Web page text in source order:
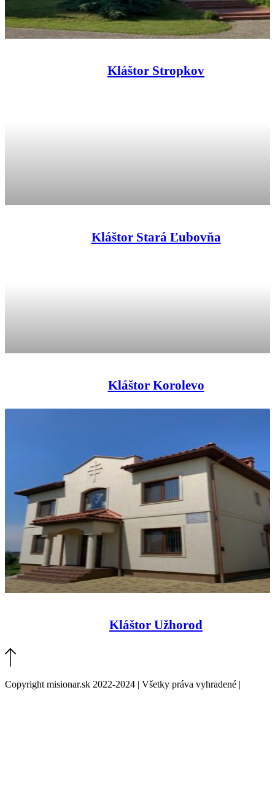
Kláštor Stropkov
Kláštor Stará Ľubovňa
Kláštor Korolevo
Kláštor Užhorod
Copyright misionar.sk 2022-2024 | Všetky práva vyhradené |